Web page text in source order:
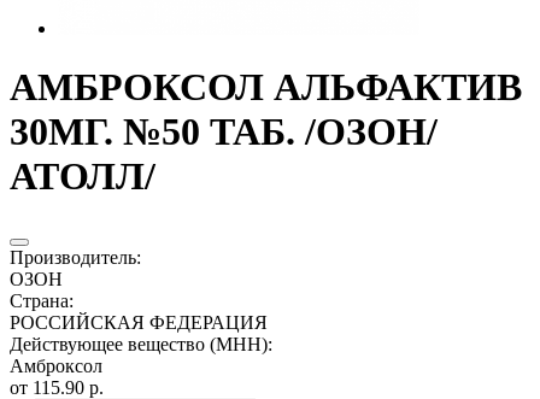
АМБРОКСОЛ АЛЬФАКТИВ
30МГ. №50 ТАБ. /ОЗОН/
АТОЛЛ/
Производитель:
ОЗОН
Страна:
РОССИЙСКАЯ ФЕДЕРАЦИЯ
Действующее вещество (МНН):
Амброксол
от 115.90 р.